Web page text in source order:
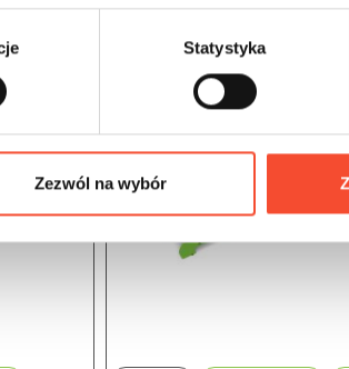
Statystyka
Zezwól na wybór